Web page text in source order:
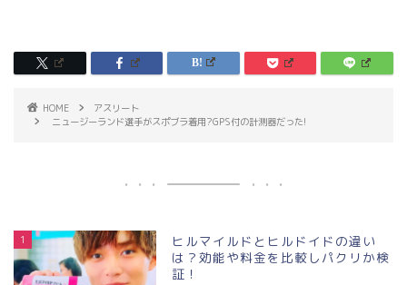
HOME
アスリート
ニュージーランド選手がスポブラ着用?GPS付の計測器だった!
1
ヒルマイルドとヒルドイドの違い
は？効能や料金を比較しパクリか検
証！